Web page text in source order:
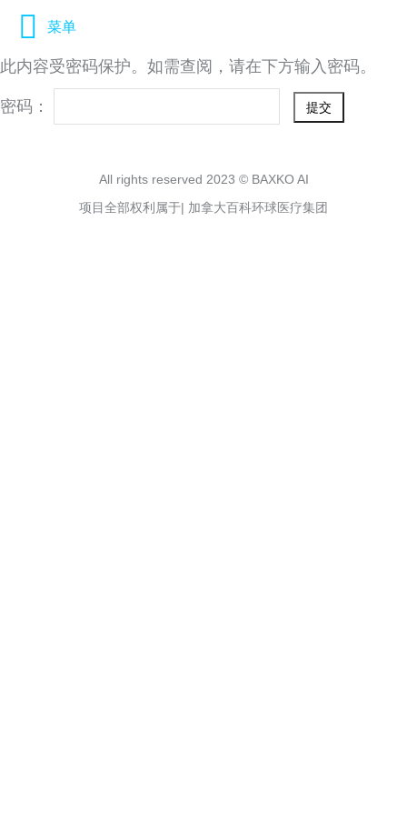
菜单
此内容受密码保护。如需查阅，请在下方输入密码。
密码：
All rights reserved 2023 © BAXKO AI
项目全部权利属于| 加拿大百科环球医疗集团